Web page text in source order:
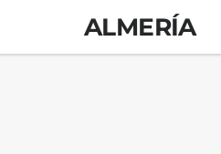
ALMERÍA